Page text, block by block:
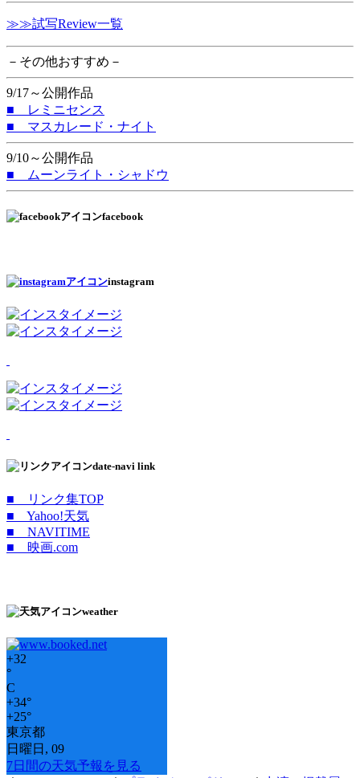
≫≫試写Review一覧
－その他おすすめ－
9/17～公開作品
■ レミニセンス
■ マスカレード・ナイト
9/10～公開作品
■ ムーンライト・シャドウ
facebook
instagram
date-navi link
■ リンク集TOP
■ Yahoo!天気
■ NAVITIME
■ 映画.com
weather
+32
°
C
+34°
+25°
東京都
日曜日, 09
7日間の天気予報を見る